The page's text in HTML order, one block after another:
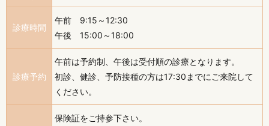
診療時間
午前 9:15～12:30
午後 15:00～18:00
診療予約
午前は予約制、午後は受付順の診療となります。
初診、健診、予防接種の方は17:30までにご来院して
ください。
保険証をご持参下さい。